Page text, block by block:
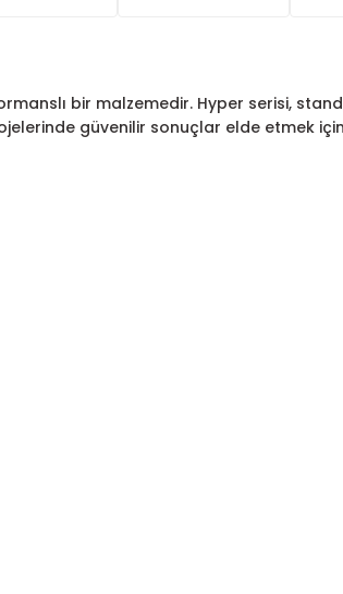
bir malzemedir. Hyper serisi,
güvenilir sonuçlar elde etmek